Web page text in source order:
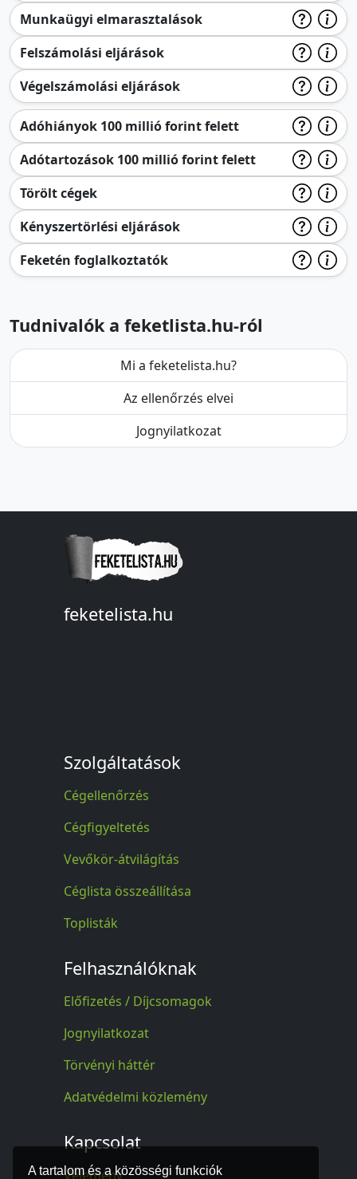
A tartalom és a közösségi funkciók
Munkaügyi elmarasztalások
Felszámolási eljárások
Végelszámolási eljárások
Adóhiányok 100 millió forint felett
Adótartozások 100 millió forint felett
Törölt cégek
Kényszertörlési eljárások
Feketén foglalkoztatók
Tudnivalók a feketlista.hu-ról
Mi a feketelista.hu?
Az ellenőrzés elvei
Jognyilatkozat
feketelista.hu
Szolgáltatások
Cégellenőrzés
Cégfigyeltetés
Vevőkör-átvilágítás
Céglista összeállítása
Toplisták
Felhasználóknak
Előfizetés / Díjcsomagok
Jognyilatkozat
Törvényi háttér
Adatvédelmi közlemény
Kapcsolat
Vélemény